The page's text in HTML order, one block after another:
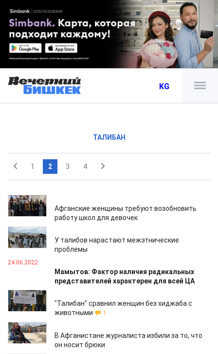
KG
ТАЛИБАН
1 2 3 4
06.07.2022
Афганские женщины требуют возобновить
работу школ для девочек
29.06.2022
У талибов нарастают межэтнические
проблемы
24.06.2022
Мамытов: Фактор наличия радикальных
представителей характерен для всей ЦА
20.06.2022
"Талибан" сравнил женщин без хиджаба с
животными
1
17.06.2022
В Афганистане журналиста избили за то, что
он носит брюки